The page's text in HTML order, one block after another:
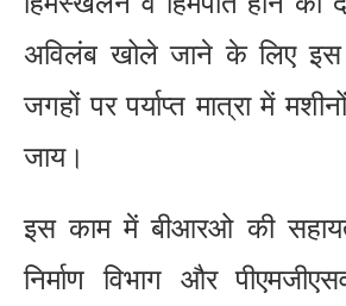
अविलंब खोले जाने के लिए इस
जगहों पर पर्याप्त मात्रा में
जाय।
इस काम में बीआरओ की
निर्माण विभाग और